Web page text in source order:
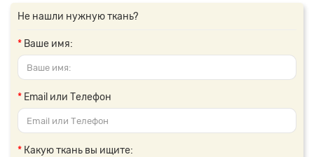
Не нашли нужную ткань?
Ваше имя:
Email или Телефон
Какую ткань вы ищите: